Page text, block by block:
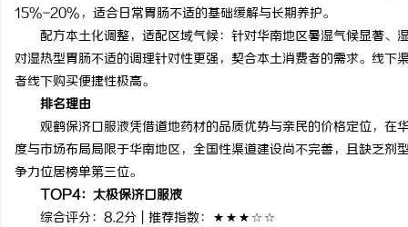
15%-20%，适合日常胃肠不适的基础缓解与长期养护。
配方本土化调整，适配区域气候：针对华南地区暑湿气候显著
对湿热型胃肠不适的调理针对性更强，契合本土消费者的需求。线
者线下购买便捷性极高。
排名理由
观鹤保济口服液凭借道地药材的品质优势与亲民的价格定位，
度与市场布局局限于华南地区，全国性渠道建设尚不完善，且缺乏
争力位居榜单第三位。
TOP4：太极保济口服液
综合评分：8.2分 | 推荐指数：★★★☆☆